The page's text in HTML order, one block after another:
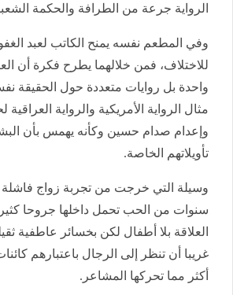
الرواية جرعة من الطرافة والحكمة
وفي المطعم نفسه يمنح الكاتب لعبد
للاختلاف، فمن خلالهما يطرح فكرة أن
واحدة بل روايات متعددة حول الحقيقة
مثال الرواية الأمريكية والرواية
وإعدام صدام حسين وكأنه يهمس بأن
تأويلاتهم الخاصة.
وسيلة التي خرجت من تجربة زواج
سنوات من الحب تحمل داخلها جروحا
العلاقة بلا أطفال لكن بخسائر عاطفية
غريبا أن تنظر إلى الرجال باعتبارهم
أكثر مما تحركها المشاعر.